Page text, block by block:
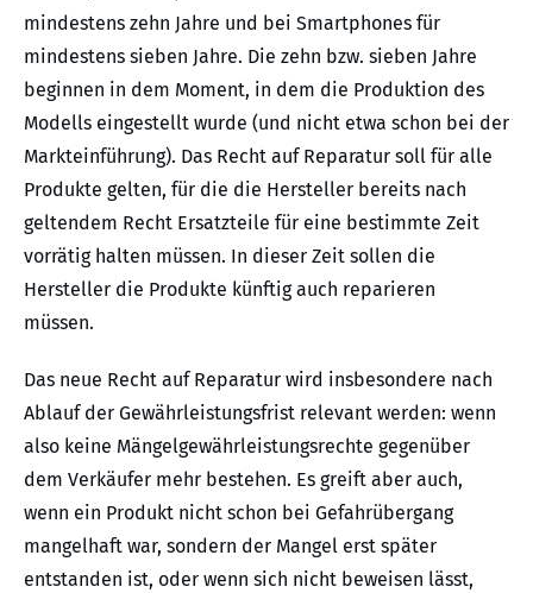
mindestens zehn Jahre und bei Smartphones für
mindestens sieben Jahre. Die zehn bzw. sieben Jahre
beginnen in dem Moment, in dem die Produktion des
Modells eingestellt wurde (und nicht etwa schon bei der
Markteinführung). Das Recht auf Reparatur soll für alle
Produkte gelten, für die die Hersteller bereits nach
geltendem Recht Ersatzteile für eine bestimmte Zeit
vorrätig halten müssen. In dieser Zeit sollen die
Hersteller die Produkte künftig auch reparieren
müssen.
Das neue Recht auf Reparatur wird insbesondere nach
Ablauf der Gewährleistungsfrist relevant werden: wenn
also keine Mängelgewährleistungsrechte gegenüber
dem Verkäufer mehr bestehen. Es greift aber auch,
wenn ein Produkt nicht schon bei Gefahrübergang
mangelhaft war, sondern der Mangel erst später
entstanden ist, oder wenn sich nicht beweisen lässt,